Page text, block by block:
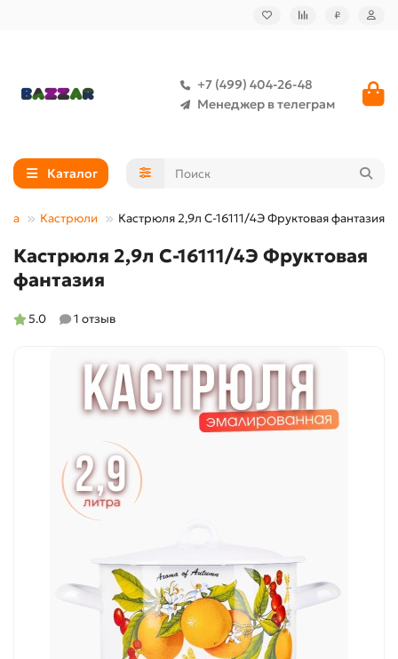
₽
+7 (499) 404-26-48
Менеджер в телеграм
Каталог
Кастрюли Кастрюля 2,9л С-16111/4Э Фруктовая фантазия
Кастрюля 2,9л С-16111/4Э Фруктовая
фантазия
5.0 1 отзыв